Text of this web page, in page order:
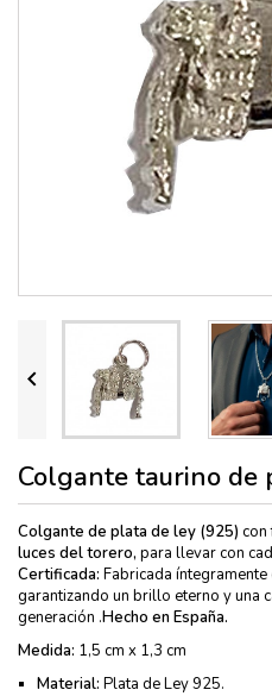

Colgante taurino
Colgante de plata de ley (925) con
luces del torero, para llevar con
Certificada: Fabricada
garantizando un brillo eterno y una
generación .Hecho en España.
Medida: 1,5 cm x 1,3 cm
Material: Plata de Ley 925.